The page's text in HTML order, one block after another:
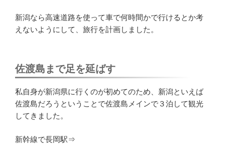
新潟なら高速道路を使って車で何時間かで行けるとか考
えないようにして、旅行を計画しました。
佐渡島まで足を延ばす
私自身が新潟県に行くのが初めてのため、新潟といえば
佐渡島だろうということで佐渡島メインで３泊して観光
してきました。
新幹線で長岡駅⇒